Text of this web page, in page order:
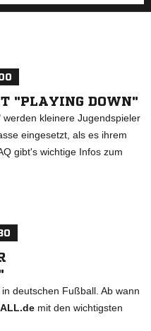
"PLAYING DOWN"
kleinere Jugendspieler
eingesetzt, als es ihrem
gibt's wichtige Infos zum
deutschen Fußball. Ab wann
mit den wichtigsten